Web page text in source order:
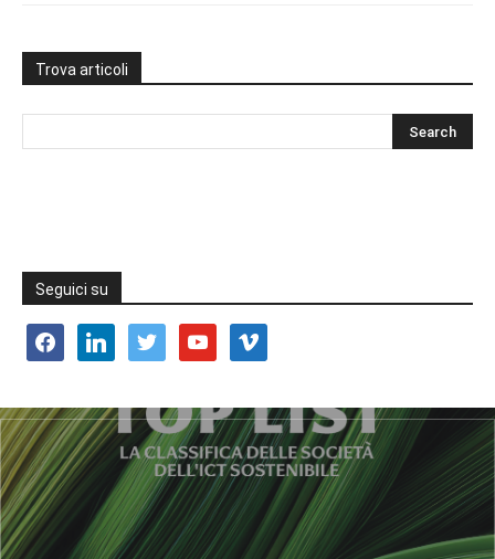
Trova articoli
Seguici su
facebooklinkedin twitter youtube vimeo